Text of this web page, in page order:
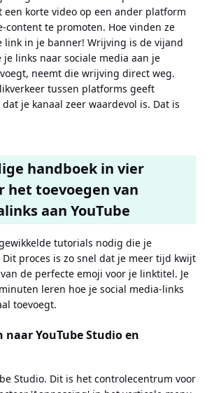
een korte video op een ander platform
content te promoten. Hoe vinden ze
link in je banner! Wrijving is de vijand
je links naar sociale media aan je
neemt die wrijving direct weg.
tussen platforms geeft
je kanaal zeer waardevol is. Dat is
handboek in vier
het toevoegen van
aan YouTube
tutorials nodig die je
proces is zo snel dat je meer tijd kwijt
de perfecte emoji voor je linktitel. Je
leren hoe je social media-links
toevoegt.
naar YouTube Studio en
Studio. Dit is het controlecentrum voor